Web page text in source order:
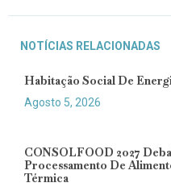
NOTÍCIAS RELACIONADAS
Habitação Social De
Agosto 5, 2026
CONSOLFOOD 2027
Processamento De
Térmica